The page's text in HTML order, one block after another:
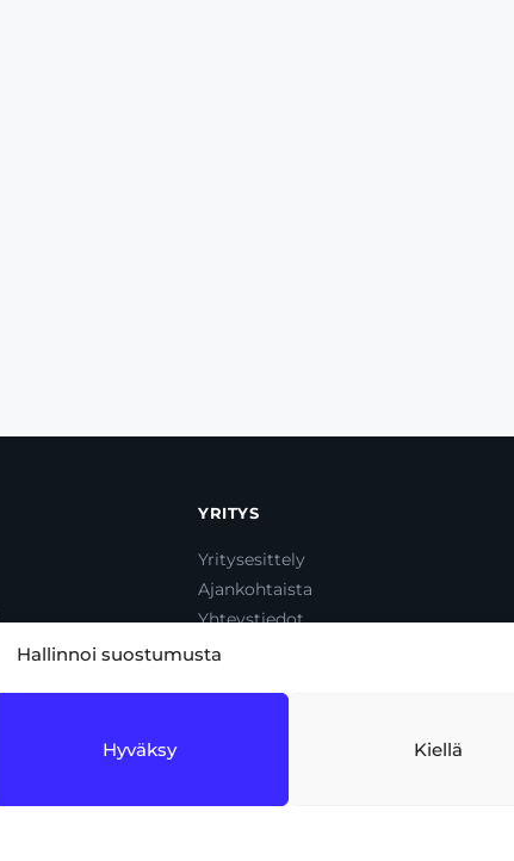
Hallinnoi suostumusta
Hyväksy Kiellä
YRITYS
Yritysesittely
Ajankohtaista
Yhteystiedot